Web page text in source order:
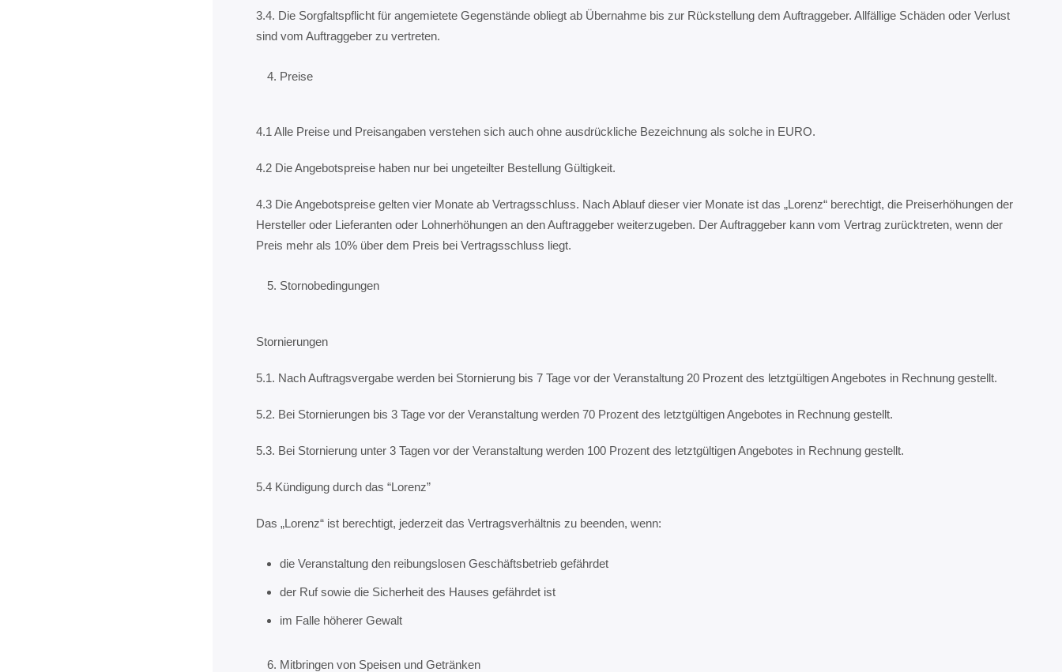
3.4. Die Sorgfaltspflicht für angemietete Gegenstände obliegt ab Übernahme bis zur Rückstellung dem Auftraggeber. Allfällige Schäden oder Verlust
sind vom Auftraggeber zu vertreten.
Preise
4.1 Alle Preise und Preisangaben verstehen sich auch ohne ausdrückliche Bezeichnung als solche in EURO.
4.2 Die Angebotspreise haben nur bei ungeteilter Bestellung Gültigkeit.
4.3 Die Angebotspreise gelten vier Monate ab Vertragsschluss. Nach Ablauf dieser vier Monate ist das „Lorenz“ berechtigt, die Preiserhöhungen der
Hersteller oder Lieferanten oder Lohnerhöhungen an den Auftraggeber weiterzugeben. Der Auftraggeber kann vom Vertrag zurücktreten, wenn der
Preis mehr als 10% über dem Preis bei Vertragsschluss liegt.
Stornobedingungen
Stornierungen
5.1. Nach Auftragsvergabe werden bei Stornierung bis 7 Tage vor der Veranstaltung 20 Prozent des letztgültigen Angebotes in Rechnung gestellt.
5.2. Bei Stornierungen bis 3 Tage vor der Veranstaltung werden 70 Prozent des letztgültigen Angebotes in Rechnung gestellt.
5.3. Bei Stornierung unter 3 Tagen vor der Veranstaltung werden 100 Prozent des letztgültigen Angebotes in Rechnung gestellt.
5.4 Kündigung durch das “Lorenz”
Das „Lorenz“ ist berechtigt, jederzeit das Vertragsverhältnis zu beenden, wenn:
die Veranstaltung den reibungslosen Geschäftsbetrieb gefährdet
der Ruf sowie die Sicherheit des Hauses gefährdet ist
im Falle höherer Gewalt
Mitbringen von Speisen und Getränken